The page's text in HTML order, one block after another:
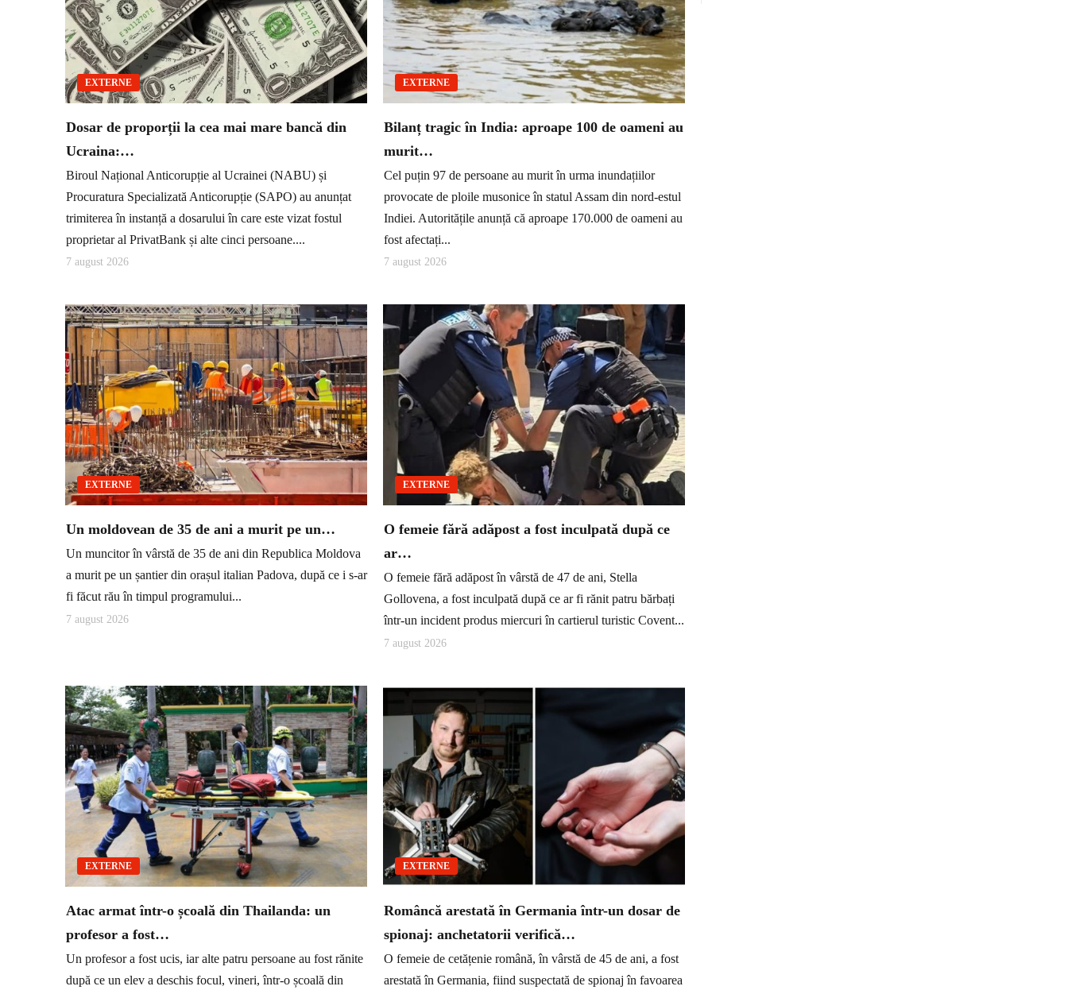
EXTERNE
Dosar de proporții la cea mai mare bancă din
Ucraina:…
Biroul Național Anticorupție al Ucrainei (NABU) și
Procuratura Specializată Anticorupție (SAPO) au anunțat
trimiterea în instanță a dosarului în care este vizat fostul
proprietar al PrivatBank și alte cinci persoane....
7 august 2026
EXTERNE
Bilanț tragic în India: aproape 100 de oameni au
murit…
Cel puțin 97 de persoane au murit în urma inundațiilor
provocate de ploile musonice în statul Assam din nord-estul
Indiei. Autoritățile anunță că aproape 170.000 de oameni au
fost afectați...
7 august 2026
EXTERNE
Un moldovean de 35 de ani a murit pe un…
Un muncitor în vârstă de 35 de ani din Republica Moldova
a murit pe un șantier din orașul italian Padova, după ce i s-ar
fi făcut rău în timpul programului...
7 august 2026
EXTERNE
O femeie fără adăpost a fost inculpată după ce
ar…
O femeie fără adăpost în vârstă de 47 de ani, Stella
Gollovena, a fost inculpată după ce ar fi rănit patru bărbați
într-un incident produs miercuri în cartierul turistic Covent...
7 august 2026
EXTERNE
Atac armat într-o școală din Thailanda: un
profesor a fost…
Un profesor a fost ucis, iar alte patru persoane au fost rănite
după ce un elev a deschis focul, vineri, într-o școală din
EXTERNE
Româncă arestată în Germania într-un dosar de
spionaj: anchetatorii verifică…
O femeie de cetățenie română, în vârstă de 45 de ani, a fost
arestată în Germania, fiind suspectată de spionaj în favoarea